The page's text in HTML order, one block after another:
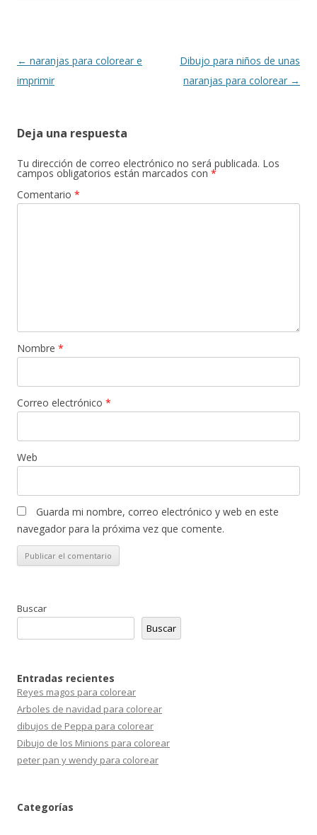
Navegación
de
← naranjas para colorear e
imprimir
Dibujo para niños de unas
naranjas para colorear →
Deja una respuesta
Tu dirección de correo electrónico no será publicada. Los
campos obligatorios están marcados con *
Comentario *
Nombre *
Correo electrónico *
Web
Guarda mi nombre, correo electrónico y web en este
navegador para la próxima vez que comente.
Buscar
Buscar
Entradas recientes
Reyes magos para colorear
Arboles de navidad para colorear
dibujos de Peppa para colorear
Dibujo de los Minions para colorear
peter pan y wendy para colorear
Categorías